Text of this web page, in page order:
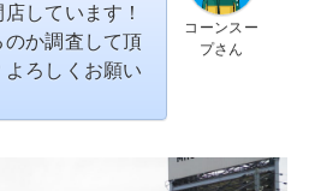
コーンスー
プさん
しています！
か調査して頂
ろしくお願い